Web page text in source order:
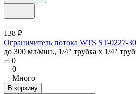
138 ₽
Ограничитель потока WTS ST-0227-
до 300 мл/мин., 1/4" трубка х 1/4"
0
0
Много
В корзину